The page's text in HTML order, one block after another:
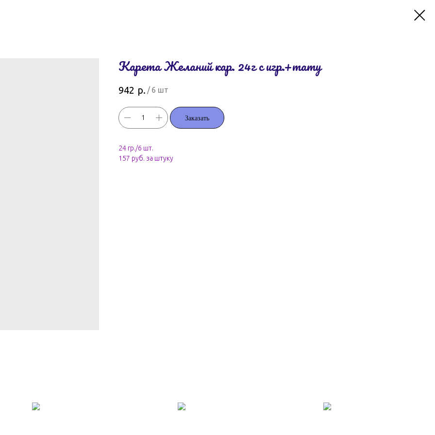
Карета Желаний кар. 24г с игр.+тату
942 р. / 6 шт
Заказать
24 гр./6 шт.
157 руб. за штуку